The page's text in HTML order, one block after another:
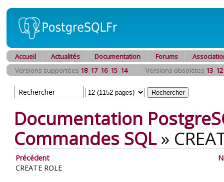
Accueil Actualités Documentation Forums
Versions supportées 18 17 16 15 14 Versions obsolètes 13 12
Documentation
Commandes SQL»
Précédent
CREATE ROLE